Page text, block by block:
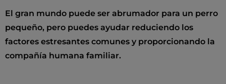
El gran mundo puede ser abrumador para un perro
pequeño, pero puedes ayudar reduciendo los
factores estresantes comunes y proporcionando la
compañía humana familiar.